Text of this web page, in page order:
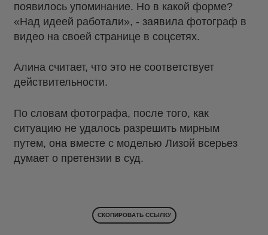
появилось упоминание. Но в какой форме?
«Над идеей работали», - заявила фотограф в
видео на своей странице в соцсетях.
Алина считает, что это не соответствует
действительности.
По словам фотографа, после того, как
ситуацию не удалось разрешить мирным
путем, она вместе с моделью Лизой всерьез
думает о претензии в суд.
СКОПИРОВАТЬ ССЫЛКУ